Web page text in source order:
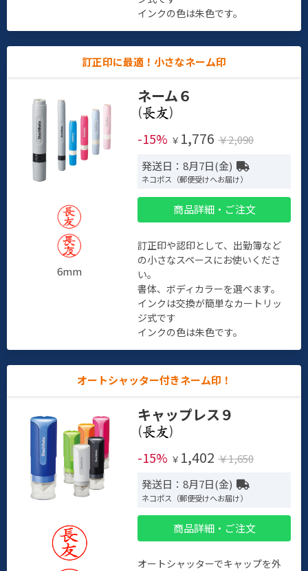
インクの色は朱色です。
訂正印に最適！小さなネーム印
6mm
ネーム６
(
)
-15% ￥ 1,776 ￥2,090
発送日：8月7日(金)
ネコポス（郵便受けへお届け）
商品詳細・ご注文
訂正印や認印として、出勤簿など
の小さなスペースにお使いくださ
い。
書体、ボディカラーを選べます。
インクは交換が簡単なカートリッ
ジ式です
インクの色は朱色です。
オートシャッター付きネーム印！
キャップレス９
(
)
-15% ￥ 1,402 ￥1,650
発送日：8月7日(金)
ネコポス（郵便受けへお届け）
商品詳細・ご注文
オートシャッターでキャップを外